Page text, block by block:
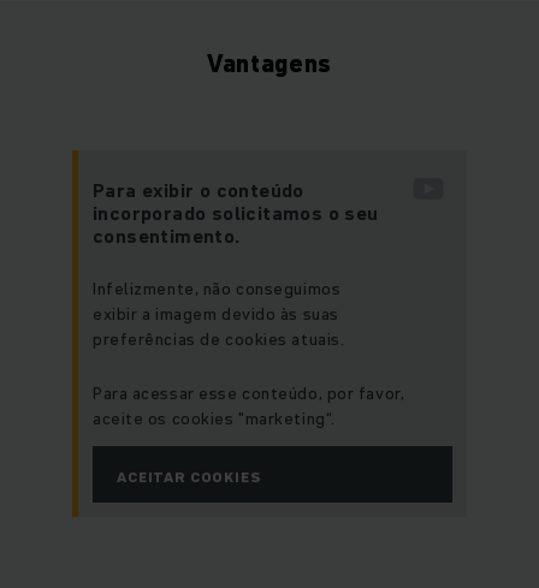
Vantagens
Para exibir o conteúdo
incorporado solicitamos o seu
consentimento.
Infelizmente, não conseguimos
exibir a imagem devido às suas
preferências de cookies atuais.
Para acessar esse conteúdo, por favor,
aceite os cookies "marketing“.
ACEITAR COOKIES